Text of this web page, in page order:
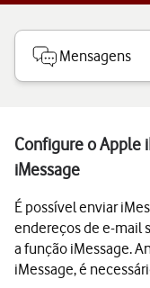
Mensagens
Configure o Apple
iMessage
É possível enviar
endereços de e-mail
a função iMessage.
iMessage, é